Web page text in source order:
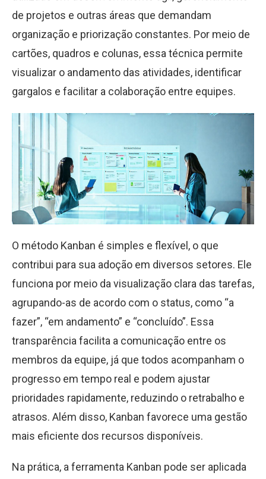
de projetos e outras áreas que demandam
organização e priorização constantes. Por meio de
cartões, quadros e colunas, essa técnica permite
visualizar o andamento das atividades, identificar
gargalos e facilitar a colaboração entre equipes.
O método Kanban é simples e flexível, o que
contribui para sua adoção em diversos setores. Ele
funciona por meio da visualização clara das tarefas,
agrupando-as de acordo com o status, como “a
fazer”, “em andamento” e “concluído”. Essa
transparência facilita a comunicação entre os
membros da equipe, já que todos acompanham o
progresso em tempo real e podem ajustar
prioridades rapidamente, reduzindo o retrabalho e
atrasos. Além disso, Kanban favorece uma gestão
mais eficiente dos recursos disponíveis.
Na prática, a ferramenta Kanban pode ser aplicada